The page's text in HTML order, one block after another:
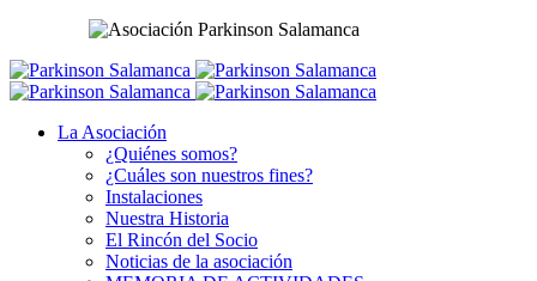
La Asociación
¿Quiénes somos?
¿Cuáles son nuestros fines?
Instalaciones
Nuestra Historia
El Rincón del Socio
Noticias de la asociación